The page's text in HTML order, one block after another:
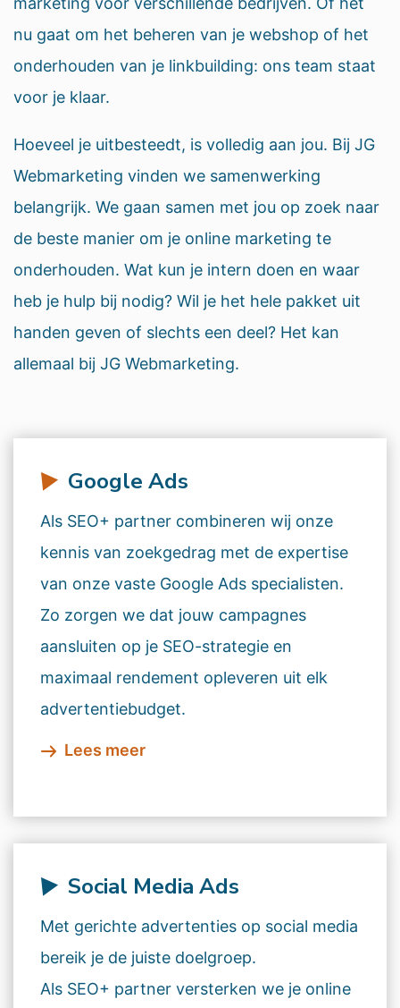
nu gaat om het beheren van je webshop of het
onderhouden van je linkbuilding: ons team staat
voor je klaar.
Hoeveel je uitbesteedt, is volledig aan jou. Bij JG
Webmarketing vinden we samenwerking
belangrijk. We gaan samen met jou op zoek naar
de beste manier om je online marketing te
onderhouden. Wat kun je intern doen en waar
heb je hulp bij nodig? Wil je het hele pakket uit
handen geven of slechts een deel? Het kan
allemaal bij JG Webmarketing.
Google Ads
Als SEO+ partner combineren wij onze
kennis van zoekgedrag met de expertise
van onze vaste Google Ads specialisten.
Zo zorgen we dat jouw campagnes
aansluiten op je SEO-strategie en
maximaal rendement opleveren uit elk
advertentiebudget.
Lees meer
Social Media Ads
Met gerichte advertenties op social media
bereik je de juiste doelgroep.
Als SEO+ partner versterken we je online